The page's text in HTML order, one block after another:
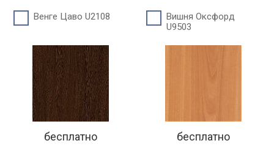
Венге Цаво U2108
бесплатно
Вишня Оксфорд
U9503
бесплатно